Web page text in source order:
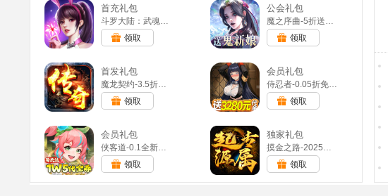
礼包内容：初级启灵石*50、红水晶*10、青龙石*10
领取方法：点击奖励，兑换码，输入礼包码
礼包有效期：长期有效，IOS/安卓/H5，全区/全服通用
西游记之托塔天王-0.05双倍代金买断：入群礼包
礼包内容：功德值*2000、巧匠值*2000、黄金钥匙*1
领取方法：点击奖励，兑换码，输入礼包码
礼包有效期：长期有效，IOS/安卓/H5，全区/全服通用
西游记之托塔天王-0.05双倍代金买断：独家礼包
礼包内容：功德值*2000、巧匠值*2000、白银钥匙*2
首充礼包
斗罗大陆：武魂觉醒(满v)
领取
公会礼包
魔之序曲-5折送鬼新娘(满v)
领取
首发礼包
魔龙契约-3.5折福利传奇(满v)
领取
会员礼包
侍忍者-0.05折免费版(满v)
领取
会员礼包
侠客道-0.1全新混沌免费版(满v)
领取
独家礼包
摸金之路-2025新年起源专属(无VIP)
领取